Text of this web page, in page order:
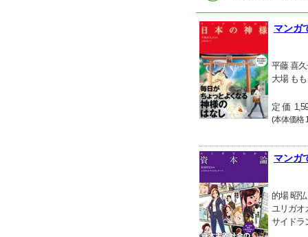
マンガ
平藤 喜
大場 もも
定 価
(本体価格
マンガ
的場 昭弘
ユリガオ
サイドラ